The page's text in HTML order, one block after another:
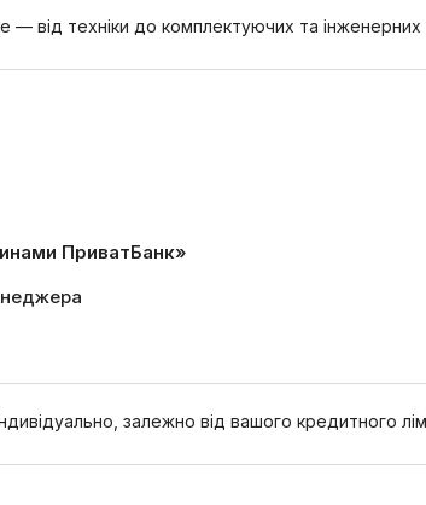
від техніки до комплектуючих та інженерних
ПриватБанк»
залежно від вашого кредитного